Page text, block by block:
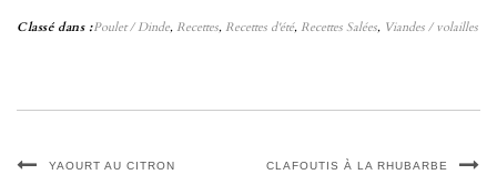
Classé dans :Poulet / Dinde, Recettes, Recettes d'été, Recettes Salées, Viandes / volailles
YAOURT AU CITRON CLAFOUTIS À LA RHUBARBE